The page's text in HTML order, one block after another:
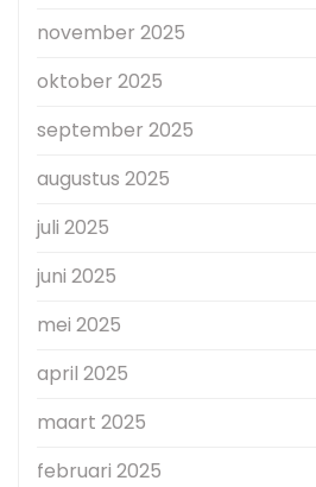
november 2025
oktober 2025
september 2025
augustus 2025
juli 2025
juni 2025
mei 2025
april 2025
maart 2025
februari 2025